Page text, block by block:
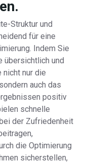
Struktur und
für eine
Indem Sie
übersichtlich und
nicht nur die
auch das
positiv
schnelle
der Zufriedenheit
die Optimierung
sicherstellen,